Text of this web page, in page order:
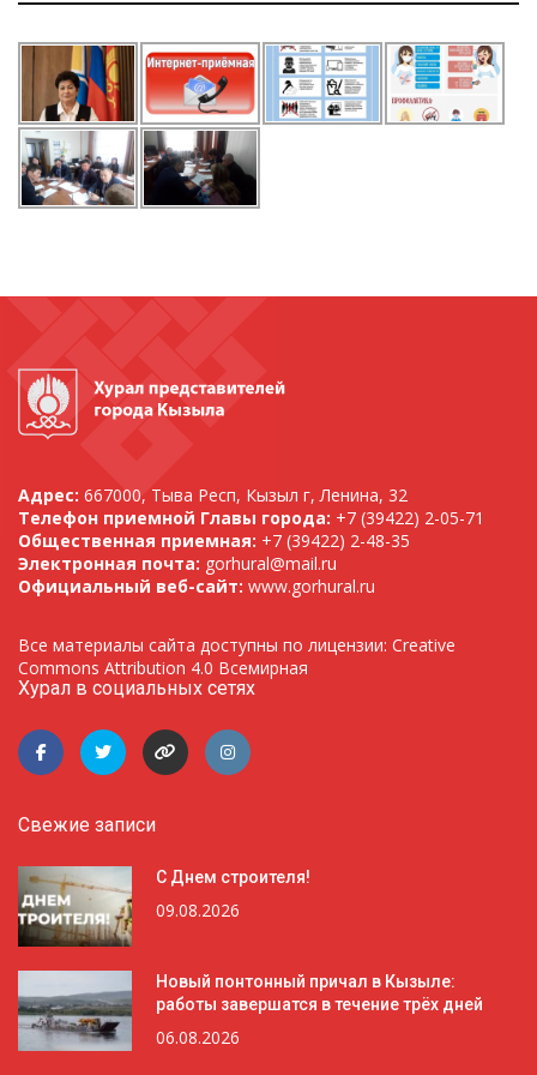
Адрес: 667000, Тыва Респ, Кызыл г, Ленина, 32
Телефон приемной Главы города: +7 (39422) 2-05-71
Общественная приемная: +7 (39422) 2-48-35
Электронная почта: gorhural@mail.ru
Официальный веб-сайт: www.gorhural.ru
Все материалы сайта доступны по лицензии: Creative
Commons Attribution 4.0 Всемирная
Хурал в социальных сетях
Свежие записи
С Днем строителя!
09.08.2026
Новый понтонный причал в Кызыле:
работы завершатся в течение трёх дней
06.08.2026